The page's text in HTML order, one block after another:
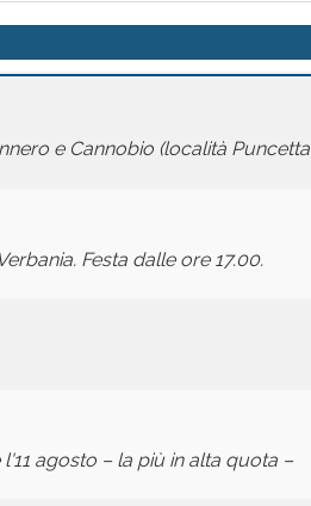
e Cannobio (località Puncetta
Festa dalle ore 17.00.
agosto – la più in alta quota –